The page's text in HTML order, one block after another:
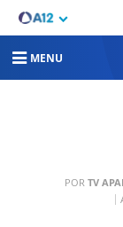
MENU
POR TV